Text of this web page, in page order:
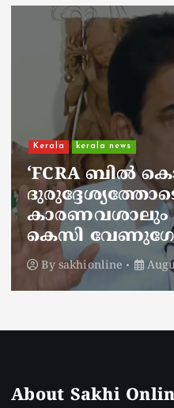
kerala news
ചാലിശേരിയില്‍
ജനകീയ
നഴ്സിന്
അണലിയുടെ
ഡ്യൂട്ടിക്കിടെ
By sakhionline
About Sakhi